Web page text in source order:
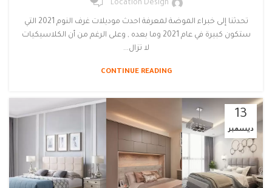
Location Design
تحدثنا إلى خبراء الموضة لمعرفة احدث موديلات غرف النوم 2021 التي
ستكون كبيرة في عام 2021 وما بعده , وعلى الرغم من أن الكلاسيكيات
لا تزال...
CONTINUE READING
13
ديسمبر